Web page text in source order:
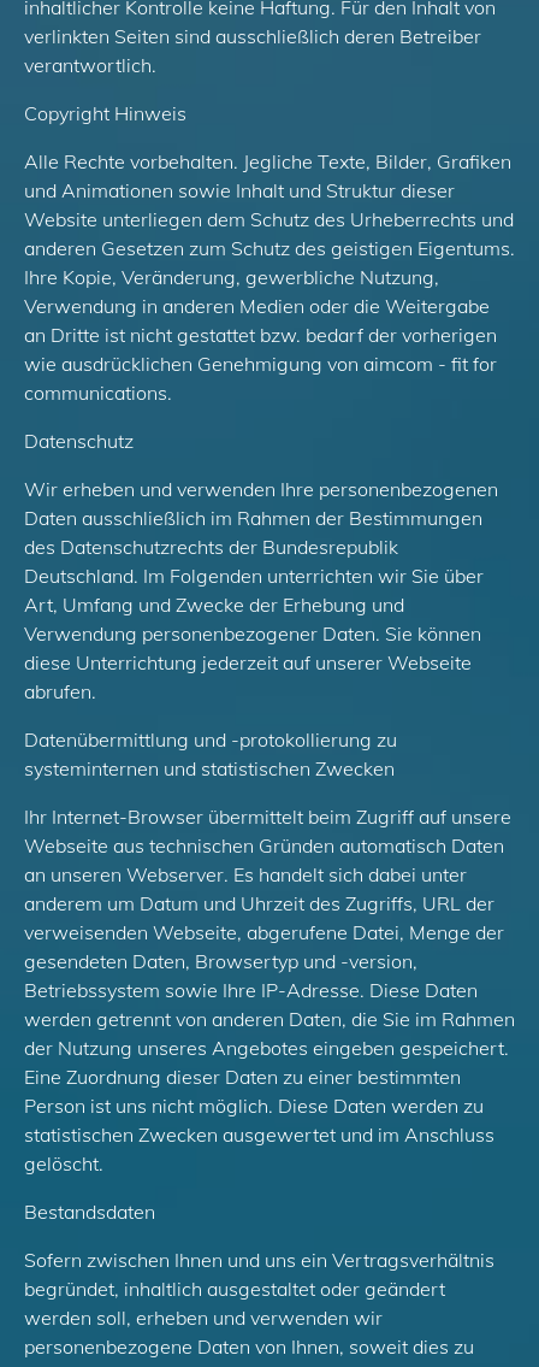
inhaltlicher Kontrolle keine Haftung. Für den Inhalt von
verlinkten Seiten sind ausschließlich deren Betreiber
verantwortlich.
Copyright Hinweis
Alle Rechte vorbehalten. Jegliche Texte, Bilder, Grafiken
und Animationen sowie Inhalt und Struktur dieser
Website unterliegen dem Schutz des Urheberrechts und
anderen Gesetzen zum Schutz des geistigen Eigentums.
Ihre Kopie, Veränderung, gewerbliche Nutzung,
Verwendung in anderen Medien oder die Weitergabe
an Dritte ist nicht gestattet bzw. bedarf der vorherigen
wie ausdrücklichen Genehmigung von aimcom - fit for
communications.
Datenschutz
Wir erheben und verwenden Ihre personenbezogenen
Daten ausschließlich im Rahmen der Bestimmungen
des Datenschutzrechts der Bundesrepublik
Deutschland. Im Folgenden unterrichten wir Sie über
Art, Umfang und Zwecke der Erhebung und
Verwendung personenbezogener Daten. Sie können
diese Unterrichtung jederzeit auf unserer Webseite
abrufen.
Datenübermittlung und -protokollierung zu
systeminternen und statistischen Zwecken
Ihr Internet-Browser übermittelt beim Zugriff auf unsere
Webseite aus technischen Gründen automatisch Daten
an unseren Webserver. Es handelt sich dabei unter
anderem um Datum und Uhrzeit des Zugriffs, URL der
verweisenden Webseite, abgerufene Datei, Menge der
gesendeten Daten, Browsertyp und -version,
Betriebssystem sowie Ihre IP-Adresse. Diese Daten
werden getrennt von anderen Daten, die Sie im Rahmen
der Nutzung unseres Angebotes eingeben gespeichert.
Eine Zuordnung dieser Daten zu einer bestimmten
Person ist uns nicht möglich. Diese Daten werden zu
statistischen Zwecken ausgewertet und im Anschluss
gelöscht.
Bestandsdaten
Sofern zwischen Ihnen und uns ein Vertragsverhältnis
begründet, inhaltlich ausgestaltet oder geändert
werden soll, erheben und verwenden wir
personenbezogene Daten von Ihnen, soweit dies zu